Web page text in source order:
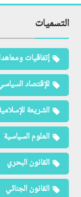
التسميات
إتفاقيات
الإقتصاد
الشريعة
العلوم السياسية
القانون البحري
القانون الجنائي